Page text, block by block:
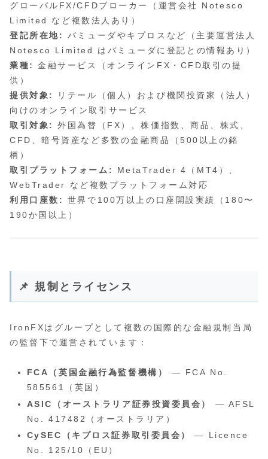
グローバルFX/CFDブローカー（運営会社 Notesco
Limited など複数法人あり）
登記所在地:
バミューダやキプロスなど（主要運営法人
Notesco Limited はバミューダに登記との情報あり）
業種:
金融サービス（オンラインFX・CFD取引の提
供）
提供対象:
リテール（個人）および機関投資家（法人）
向けのオンライン取引サービス
取引対象:
外国為替（FX）、株価指数、商品、株式、
CFD、暗号資産など多数の金融商品（500以上の銘
柄）
取引プラットフォーム:
MetaTrader 4（MT4）、
WebTrader など複数プラットフォーム対応
利用口座数:
世界で100万以上の口座開設実績（180〜
190か国以上）
📌 規制とライセンス
IronFXはグループとして複数の国際的な金融規制当局
の監督下で運営されています：
FCA（英国金融行為監督機構）
— FCA No.
585561（英国）
ASIC（オーストラリア証券投資委員会）
— AFSL
No. 417482（オーストラリア）
CySEC（キプロス証券取引委員会）
— Licence
No. 125/10（EU）